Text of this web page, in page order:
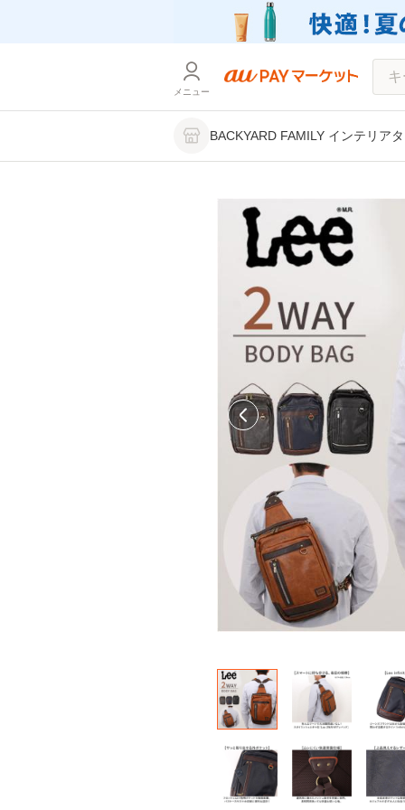
メニュー
BACKYARD FAMILY インテリア